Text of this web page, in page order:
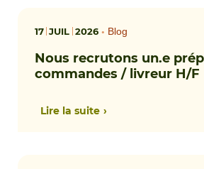
17 JUIL 2026• Blog
Nous recrutons un.e
commandes / livreur H/F
Lire la suite